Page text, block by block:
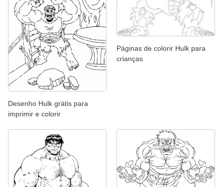
Desenho Hulk grátis para
imprimir e colorir
Páginas de colorir Hulk para
crianças